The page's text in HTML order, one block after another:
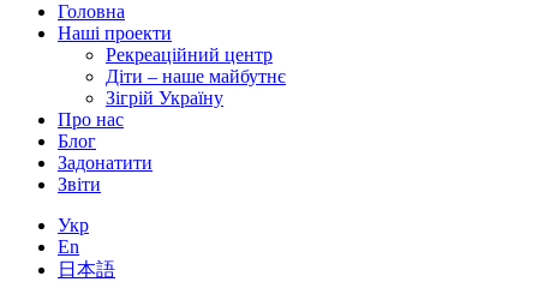
Головна
Наші проекти
Рекреаційний центр
Діти – наше майбутнє
Зігрій Україну
Про нас
Блог
Задонатити
Звіти
Укр
En
日本語